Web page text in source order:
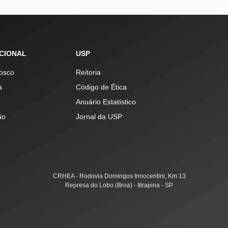
USP
Reitoria
Código de Ética
Anuário Estatístico
Jornal da USP
CRHEA - Rodovia Domingos Innocentini, Km 13
Represa do Lobo (Broa) - Itirapina - SP